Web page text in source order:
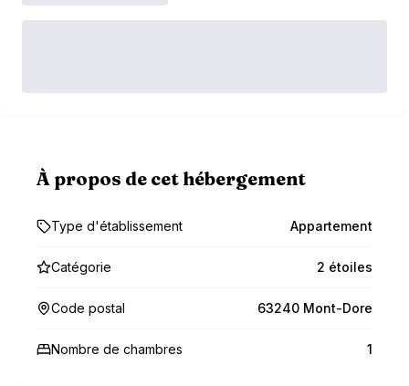
À propos de cet hébergement
Type d'établissement Appartement
Catégorie 2 étoiles
Code postal 63240 Mont-Dore
Nombre de chambres 1